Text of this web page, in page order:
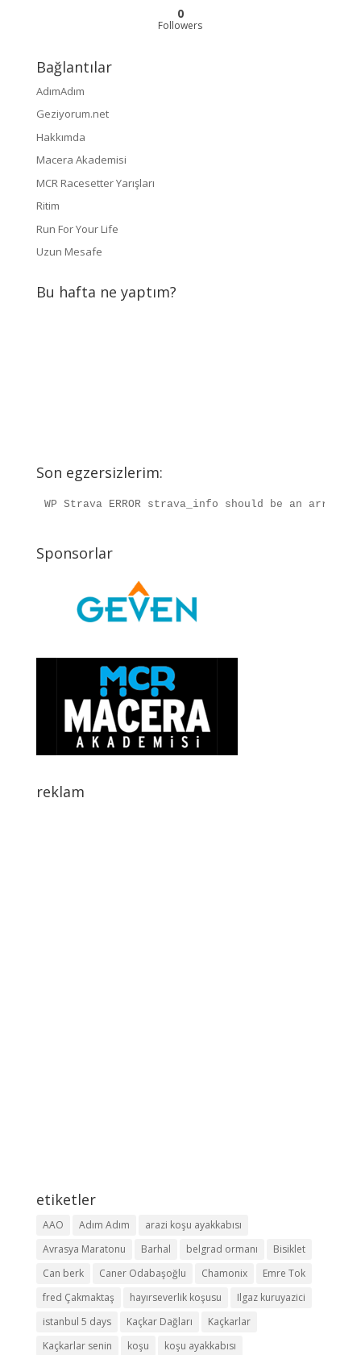
0
Followers
Bağlantılar
AdımAdım
Geziyorum.net
Hakkımda
Macera Akademisi
MCR Racesetter Yarışları
Ritim
Run For Your Life
Uzun Mesafe
Bu hafta ne yaptım?
Son egzersizlerim:
WP Strava ERROR strava_info should be an
Sponsorlar
reklam
etiketler
AAO Adım Adım
arazi koşu ayakkabısı
Avrasya Maratonu
Barhal belgrad ormanı
Bisiklet
Can berk
Caner Odabaşoğlu Chamonix
Emre Tok
fred Çakmaktaş
hayırseverlik koşusu
Ilgaz kuruyazici
istanbul 5 days
Kaçkar Dağları
Kaçkarlar
Kaçkarlar senin
koşu koşu ayakkabısı